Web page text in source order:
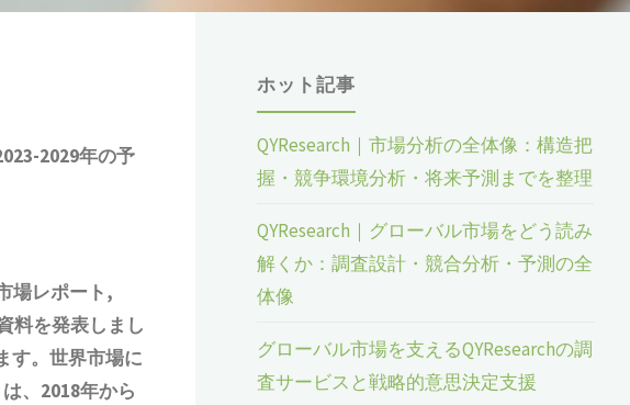
2029年の予
場レポート,
料を発表しまし
す。世界市場に
、2018年から
ホット記事
QYResearch｜市場分析の全体像：構造把
握・競争環境分析・将来予測までを整理
QYResearch｜グローバル市場をどう読み
解くか：調査設計・競合分析・予測の全
体像
グローバル市場を支えるQYResearchの調
査サービスと戦略的意思決定支援